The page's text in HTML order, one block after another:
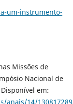
um-instrumento-
Missões de
Nacional de
Disponível em:
14/